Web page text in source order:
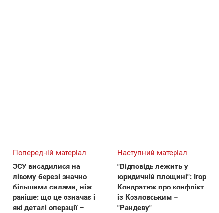
Попередній матеріал
ЗСУ висадилися на
лівому березі значно
більшими силами, ніж
раніше: що це означає і
які деталі операції –
Наступний матеріал
"Відповідь лежить у
юридичній площині": Ігор
Кондратюк про конфлікт
із Козловським –
"Рандеву"